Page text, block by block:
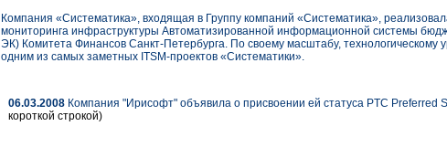
Компания «Систематика», входящая в Группу компаний «Систематика»,
мониторинга инфраструктуры Автоматизированной информационной системы
ЭК) Комитета Финансов Санкт-Петербурга. По своему масштабу, технологическому
одним из самых заметных ITSM-проектов «Систематики».
06.03.2008 Компания "Ирисофт" объявила о присвоении ей статуса PTC Preferred
короткой строкой)